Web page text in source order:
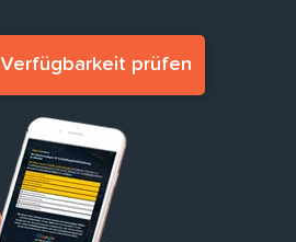
Verfügbarkeit prüfen